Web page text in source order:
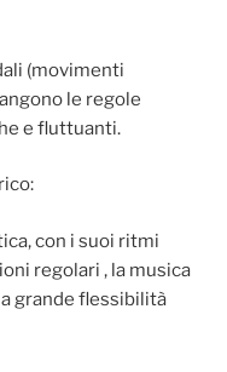
(movimenti
le regole
e fluttuanti.
con i suoi ritmi
regolari , la musica
grande flessibilità